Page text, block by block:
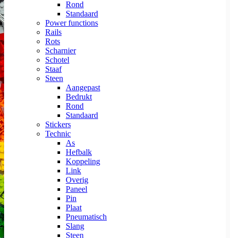
Rond
Standaard
Power functions
Rails
Rots
Scharnier
Schotel
Staaf
Steen
Aangepast
Bedrukt
Rond
Standaard
Stickers
Technic
As
Hefbalk
Koppeling
Link
Overig
Paneel
Pin
Plaat
Pneumatisch
Slang
Steen